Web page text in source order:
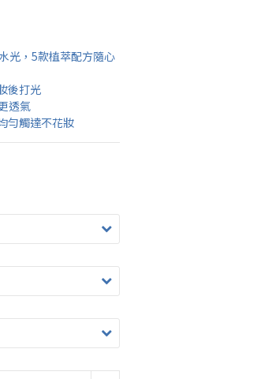
光，5款植萃配方隨心
後打光
透氣
勻觸達不花妝